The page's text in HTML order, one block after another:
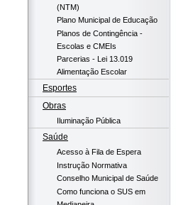
(NTM)
Plano Municipal de Educação
Planos de Contingência -
Escolas e CMEIs
Parcerias - Lei 13.019
Alimentação Escolar
Esportes
Obras
Iluminação Pública
Saúde
Acesso à Fila de Espera
Instrução Normativa
Conselho Municipal de Saúde
Como funciona o SUS em